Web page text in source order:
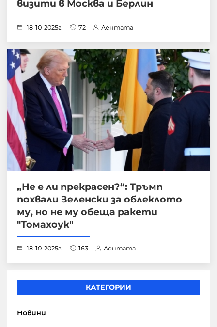
визити в Москва и Берлин
18-10-2025г. 72 Лентата
„Не е ли прекрасен?“: Тръмп
похвали Зеленски за облеклото
му, но не му обеща ракети
"Томахоук"
18-10-2025г. 163 Лентата
КАТЕГОРИИ
Новини